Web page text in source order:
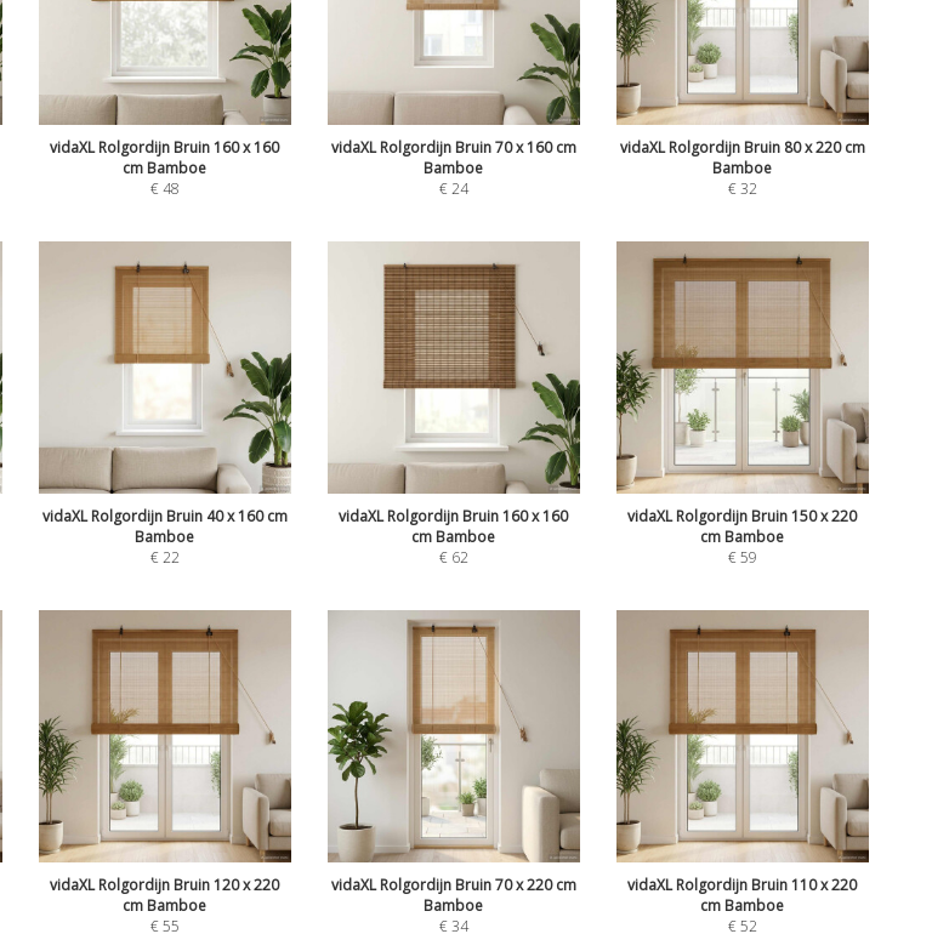
vidaXL Rolgordijn Bruin 160 x 160
cm Bamboe
€48
vidaXL Rolgordijn Bruin 70 x 160 cm
Bamboe
€24
vidaXL Rolgordijn Bruin 80 x 220 cm
Bamboe
€32
vidaXL Rolgordijn Bruin 40 x 160 cm
Bamboe
€22
vidaXL Rolgordijn Bruin 160 x 160
cm Bamboe
€ 62
vidaXL Rolgordijn Bruin 150 x 220
cm Bamboe
€59
vidaXL Rolgordijn Bruin 120 x 220
cm Bamboe
€55
vidaXL Rolgordijn Bruin 70 x 220 cm
Bamboe
€34
vidaXL Rolgordijn Bruin 110 x 220
cm Bamboe
€52